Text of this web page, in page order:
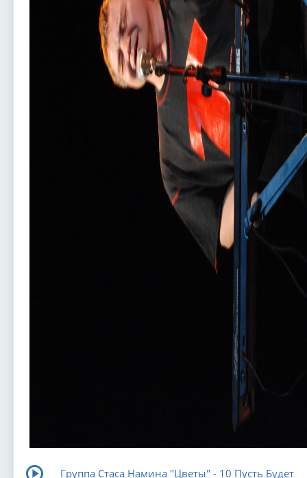
Группа Стаса Намина "Цветы" - 10 Пусть Будет